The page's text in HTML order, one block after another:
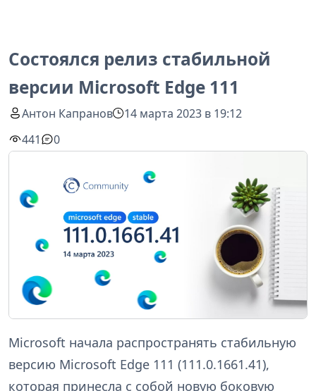
Состоялся релиз стабильной
версии Microsoft Edge 111
Антон Капранов
14 марта 2023 в 19:12
441
0
Microsoft начала распространять стабильную
версию Microsoft Edge 111 (111.0.1661.41),
которая принесла с собой новую боковую